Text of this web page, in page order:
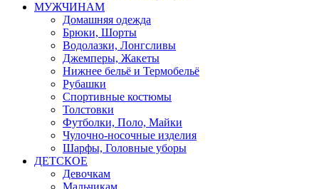
МУЖЧИНАМ
Домашняя одежда
Брюки, Шорты
Водолазки, Лонгсливы
Джемперы, Жакеты
Нижнее бельё и Термобельё
Рубашки
Спортивные костюмы
Толстовки
Футболки, Поло, Майки
Чулочно-носочные изделия
Шарфы, Головные уборы
ДЕТСКОЕ
Девочкам
Мальчикам